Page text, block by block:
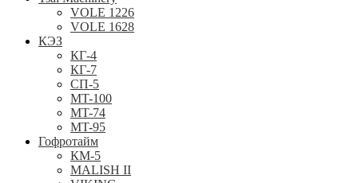
VOLE 1226
VOLE 1628
КЭЗ
КГ-4
КГ-7
СП-5
MT-100
MT-74
MT-95
Гофротайм
КМ-5
MALISH II